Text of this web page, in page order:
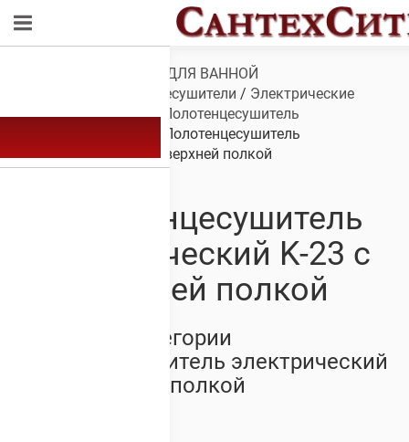
САНТЕХНИКА ДЛЯ ВАННОЙ
Полотенцесушители / Электрические
полотенцесушители/ Полотенцесушитель
/ Полотенцесушитель
электрический K-23 с верхней полкой
Полотенцесушитель
электрический K-23 с
верхней полкой
Товары из категории
Полотенцесушитель электрический
K-23 с верхней полкой